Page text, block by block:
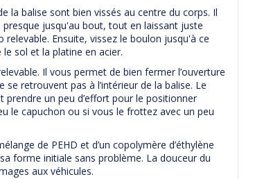
la balise sont bien vissés au centre du corps. Il
jusqu'au bout, tout en laissant juste
Ensuite, vissez le boulon jusqu'à ce
sol et la platine en acier.
Il vous permet de bien fermer l’ouverture
retrouvent pas à l’intérieur de la balise. Le
prendre un peu d’effort pour le positionner
le capuchon ou si vous le frottez avec un peu
de PEHD et d’un copolymère d’éthylène
forme initiale sans problème. La douceur du
aux véhicules.